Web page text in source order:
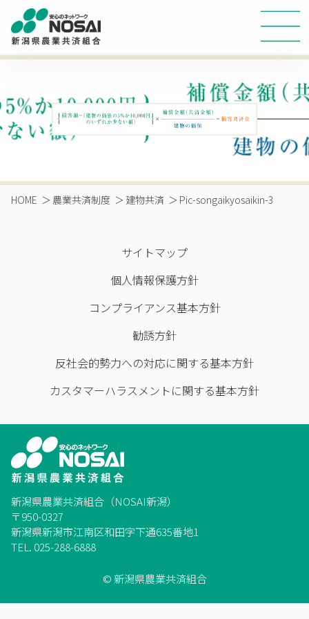
HOME ＞ 農業共済制度 ＞ 建物共済 ＞ Pic-songaikyosaikin-3
サイトマップ
個人情報保護方針
コンプライアンス基本方針
勧誘方針
反社会的勢力への対応に関する基本方針
カスタマーハラスメントに関する基本方針
新潟県農業共済組合（NOSAI新潟）
〒950-0327
新潟県新潟市江南区和田字下通635番地1
TEL. 025-288-6888
© 新潟県農業共済組合